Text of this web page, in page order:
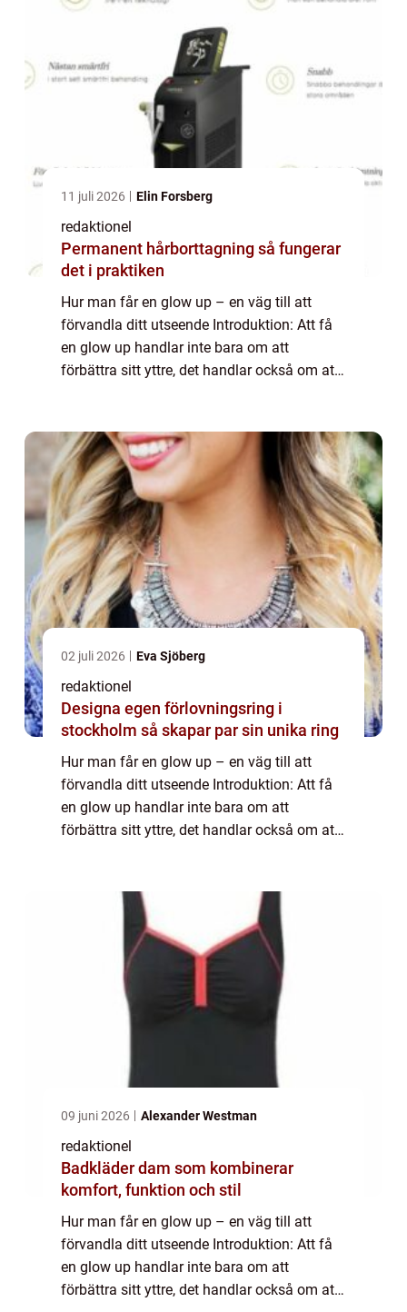
11 juli 2026 Elin Forsberg
redaktionel
Permanent hårborttagning så fungerar
det i praktiken
Hur man får en glow up – en väg till att
förvandla ditt utseende Introduktion: Att få
en glow up handlar inte bara om att
förbättra sitt yttre, det handlar också om att
02 juli 2026 Eva Sjöberg
redaktionel
Designa egen förlovningsring i
stockholm så skapar par sin unika ring
Hur man får en glow up – en väg till att
förvandla ditt utseende Introduktion: Att få
en glow up handlar inte bara om att
förbättra sitt yttre, det handlar också om att
09 juni 2026 Alexander Westman
redaktionel
Badkläder dam som kombinerar
komfort, funktion och stil
Hur man får en glow up – en väg till att
förvandla ditt utseende Introduktion: Att få
en glow up handlar inte bara om att
förbättra sitt yttre, det handlar också om att